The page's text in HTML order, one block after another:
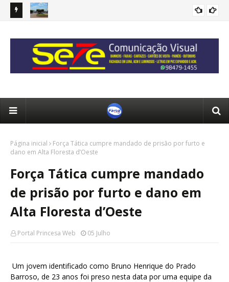
receber salário sem cumprir carga horária.
Página inicial
Força Tática cumpre mandado de prisão por furto e
dano em Alta Floresta d’Oeste
Força Tática cumpre mandado
de prisão por furto e dano em
Alta Floresta d’Oeste
Portal Princesa Web 05 Julho
Um jovem identificado como Bruno Henrique do Prado
Barroso, de 23 anos foi preso nesta data por uma equipe da